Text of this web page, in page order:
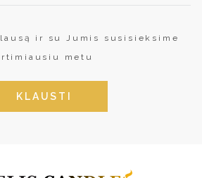
ir su Jumis susisieksime
metu
KLAUSTI